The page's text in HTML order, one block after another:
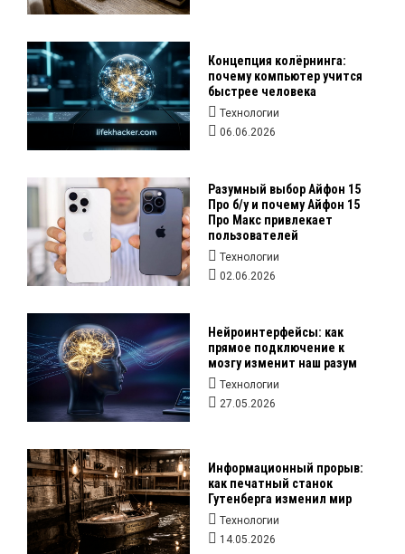
Концепция колёрнинга:
почему компьютер учится
быстрее человека
Технологии
06.06.2026
Разумный выбор Айфон 15
Про б/у и почему Айфон 15
Про Макс привлекает
пользователей
Технологии
02.06.2026
Нейроинтерфейсы: как
прямое подключение к
мозгу изменит наш разум
Технологии
27.05.2026
Информационный прорыв:
как печатный станок
Гутенберга изменил мир
Технологии
14.05.2026